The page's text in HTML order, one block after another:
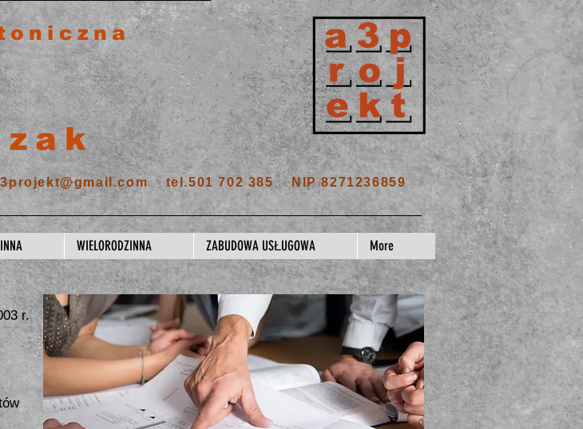
tel.501 702 385 NIP 8271236859
r.
WIELORODZINNA ZABUDOWA USŁUGOWA More